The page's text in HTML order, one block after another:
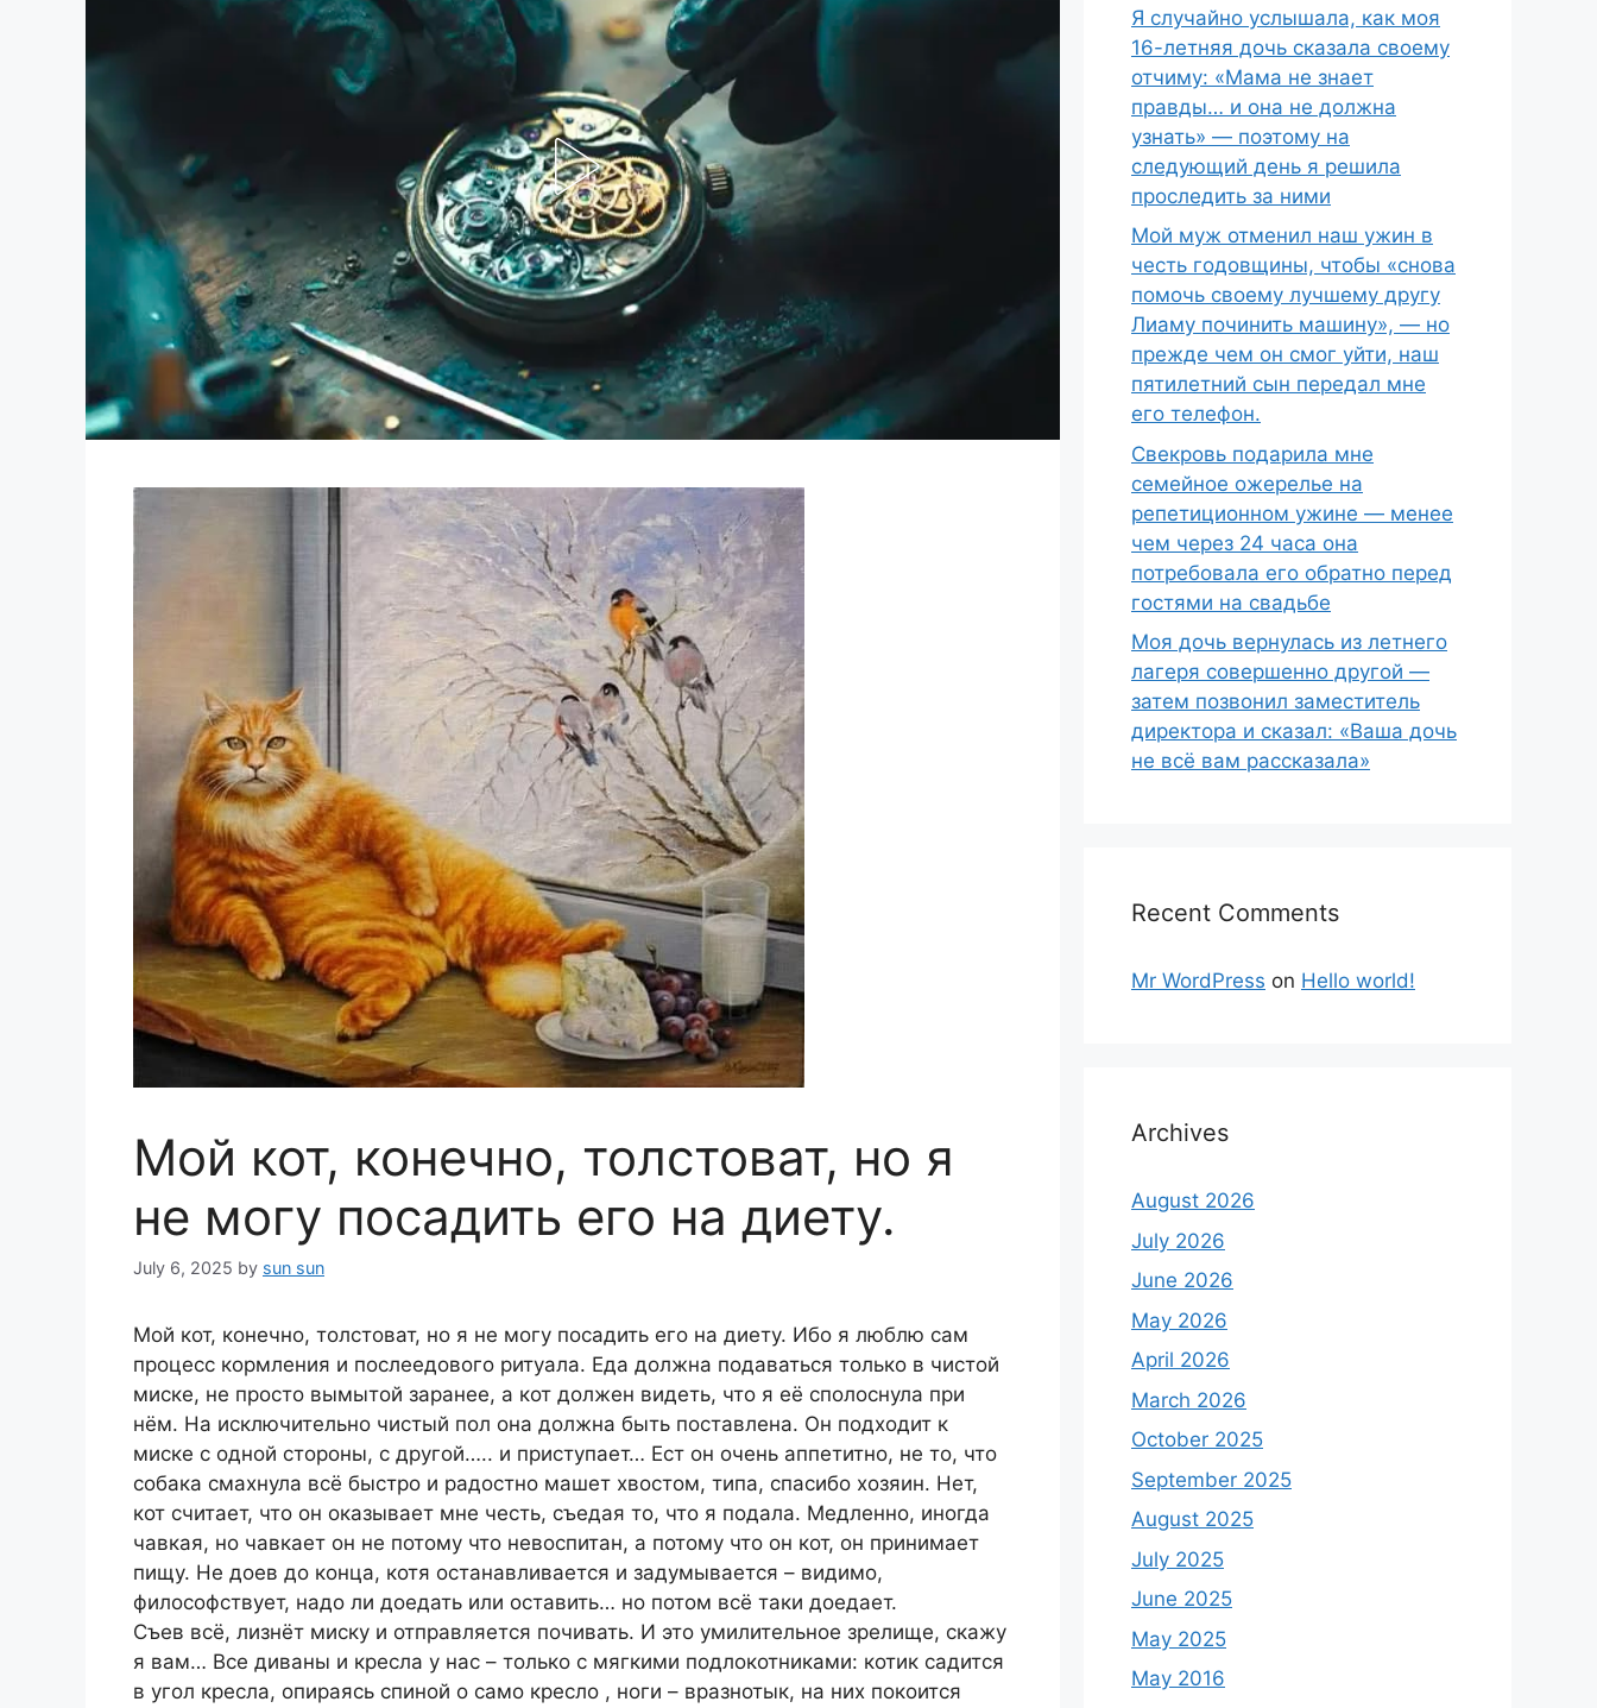
Мой кот, конечно, толстоват, но я
не могу посадить его на диету.
July 6, 2025 by sun sun
Мой кот, конечно, толстоват, но я не могу посадить его на диету. Ибо я люблю сам
процесс кормления и послеедового ритуала. Еда должна подаваться только в чистой
миске, не просто вымытой заранее, а кот должен видеть, что я её сполоснула при
нём. На исключительно чистый пол она должна быть поставлена. Он подходит к
миске с одной стороны, с другой….. и приступает… Ест он очень аппетитно, не то, что
собака смахнула всё быстро и радостно машет хвостом, типа, спасибо хозяин. Нет,
кот считает, что он оказывает мне честь, съедая то, что я подала. Медленно, иногда
чавкая, но чавкает он не потому что невоспитан, а потому что он кот, он принимает
пищу. Не доев до конца, котя останавливается и задумывается – видимо,
философствует, надо ли доедать или оставить… но потом всё таки доедает.
Съев всё, лизнёт миску и отправляется почивать. И это умилительное зрелище, скажу
я вам… Все диваны и кресла у нас – только с мягкими подлокотниками: котик садится
в угол кресла, опираясь спиной о само кресло , ноги – вразнотык, на них покоится
Я случайно услышала, как моя
16-летняя дочь сказала своему
отчиму: «Мама не знает
правды… и она не должна
узнать» — поэтому на
следующий день я решила
проследить за ними
Мой муж отменил наш ужин в
честь годовщины, чтобы «снова
помочь своему лучшему другу
Лиаму починить машину», — но
прежде чем он смог уйти, наш
пятилетний сын передал мне
его телефон.
Свекровь подарила мне
семейное ожерелье на
репетиционном ужине — менее
чем через 24 часа она
потребовала его обратно перед
гостями на свадьбе
Моя дочь вернулась из летнего
лагеря совершенно другой —
затем позвонил заместитель
директора и сказал: «Ваша дочь
не всё вам рассказала»
Recent Comments
Mr WordPress on Hello world!
Archives
August 2026
July 2026
June 2026
May 2026
April 2026
March 2026
October 2025
September 2025
August 2025
July 2025
June 2025
May 2025
May 2016